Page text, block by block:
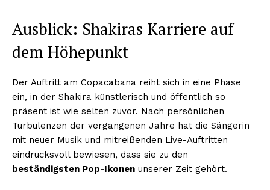
Ausblick: Shakiras Karriere auf
dem Höhepunkt
Der Auftritt am Copacabana reiht sich in eine Phase
ein, in der Shakira künstlerisch und öffentlich so
präsent ist wie selten zuvor. Nach persönlichen
Turbulenzen der vergangenen Jahre hat die Sängerin
mit neuer Musik und mitreißenden Live-Auftritten
eindrucksvoll bewiesen, dass sie zu den
beständigsten Pop-Ikonen unserer Zeit gehört.